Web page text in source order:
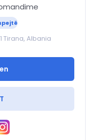
Tirana, Albania